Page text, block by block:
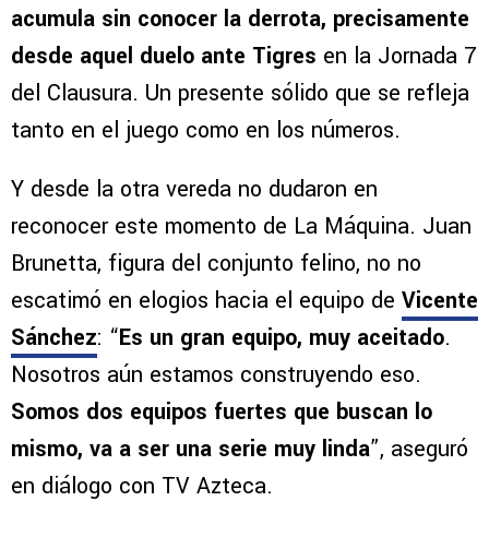
acumula sin conocer la derrota, precisamente
desde aquel duelo ante Tigres en la Jornada 7
del Clausura. Un presente sólido que se refleja
tanto en el juego como en los números.
Y desde la otra vereda no dudaron en
reconocer este momento de La Máquina. Juan
Brunetta, figura del conjunto felino, no no
escatimó en elogios hacia el equipo de Vicente
Sánchez: “Es un gran equipo, muy aceitado.
Nosotros aún estamos construyendo eso.
Somos dos equipos fuertes que buscan lo
mismo, va a ser una serie muy linda”, aseguró
en diálogo con TV Azteca.